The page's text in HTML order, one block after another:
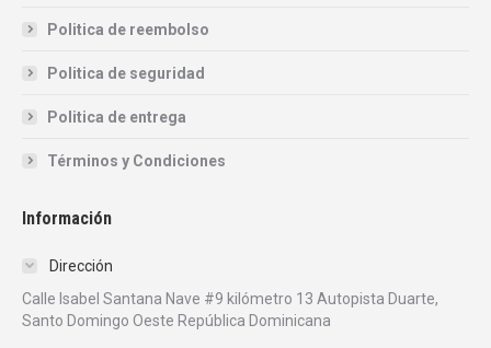
Politica de reembolso
Politica de seguridad
Politica de entrega
Términos y Condiciones
Información
Dirección
Calle Isabel Santana Nave #9 kilómetro 13 Autopista Duarte,
Santo Domingo Oeste República Dominicana